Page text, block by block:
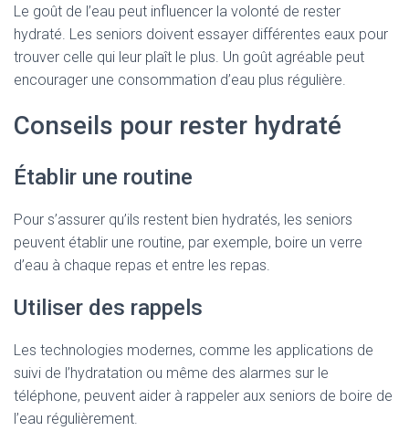
Le goût de l’eau peut influencer la volonté de rester
hydraté. Les seniors doivent essayer différentes eaux pour
trouver celle qui leur plaît le plus. Un goût agréable peut
encourager une consommation d’eau plus régulière.
Conseils pour rester hydraté
Établir une routine
Pour s’assurer qu’ils restent bien hydratés, les seniors
peuvent établir une routine, par exemple, boire un verre
d’eau à chaque repas et entre les repas.
Utiliser des rappels
Les technologies modernes, comme les applications de
suivi de l’hydratation ou même des alarmes sur le
téléphone, peuvent aider à rappeler aux seniors de boire de
l’eau régulièrement.